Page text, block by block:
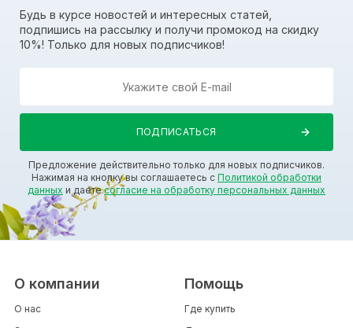
Будь в курсе новостей и интересных статей,
подпишись на рассылку и получи промокод на скидку
10%! Только для новых подписчиков!
Предложение действительно только для новых подписчиков.
Нажимая на кнопку вы соглашаетесь с Политикой обработки
данных и даетесогласие на обработку персональных данных
О компании
О нас
Помощь
Где купить